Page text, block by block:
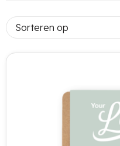
Technologie
Kantoor &
Gezondheid &
Kleding & Textiel
Secretaressedag
Dag van de Zorg
Dag van de Leraar
Dag van de
Boska
Brabantia
BrandCharger